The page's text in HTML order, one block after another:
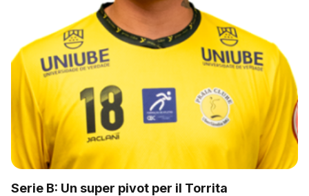
Serie B: Un super pivot per il Torrita